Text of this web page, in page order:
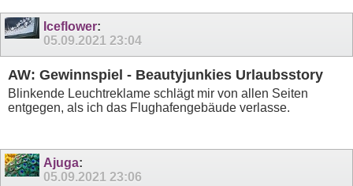
Iceflower:
05.09.2021 23:04
AW: Gewinnspiel - Beautyjunkies Urlaubsstory
Blinkende Leuchtreklame schlägt mir von allen Seiten
entgegen, als ich das Flughafengebäude verlasse.
Ajuga:
05.09.2021 23:06